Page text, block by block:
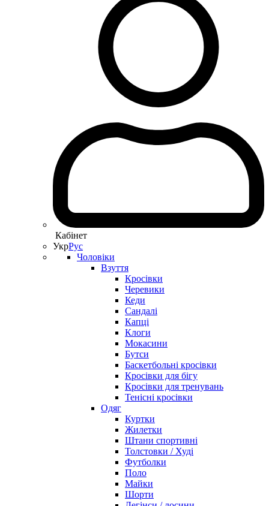
Кабінет
УкрРус
Чоловіки
Взуття
Кросівки
Черевики
Кеди
Сандалі
Капці
Клоги
Мокасини
Бутси
Баскетбольні кросівки
Кросівки для бігу
Кросівки для тренувань
Тенісні кросівки
Одяг
Куртки
Жилетки
Штани спортивні
Толстовки / Худі
Футболки
Поло
Майки
Шорти